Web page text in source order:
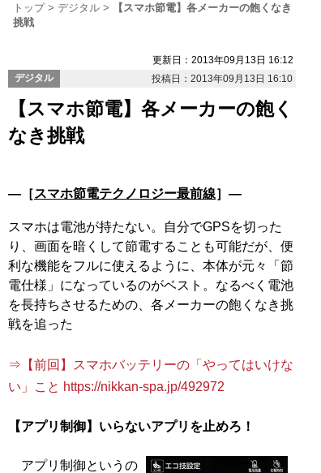
トップ デジタル
【スマホ節電】各メーカーの飽くなき
挑戦
更新日：2013年09月13日 16:12
デジタル
投稿日：2013年09月13日 16:10
【スマホ節電】各メーカーの飽く
なき挑戦
―［スマホ節電テクノロジー最前線］―
スマホは電池が持たない。自分でGPSを切った
り、画面を暗くして節電することも可能だが、便
利な機能をフルに使えるように、本体が元々「節
電仕様」になっているのがベスト。なるべく電池
を長持ちさせるための、各メーカーの飽くなき挑
戦を追った
⇒【前回】スマホバッテリーの「やってはいけな
い」こと https://nikkan-spa.jp/492972
【アプリ制御】いらないアプリを止めろ！
アプリ制御というの